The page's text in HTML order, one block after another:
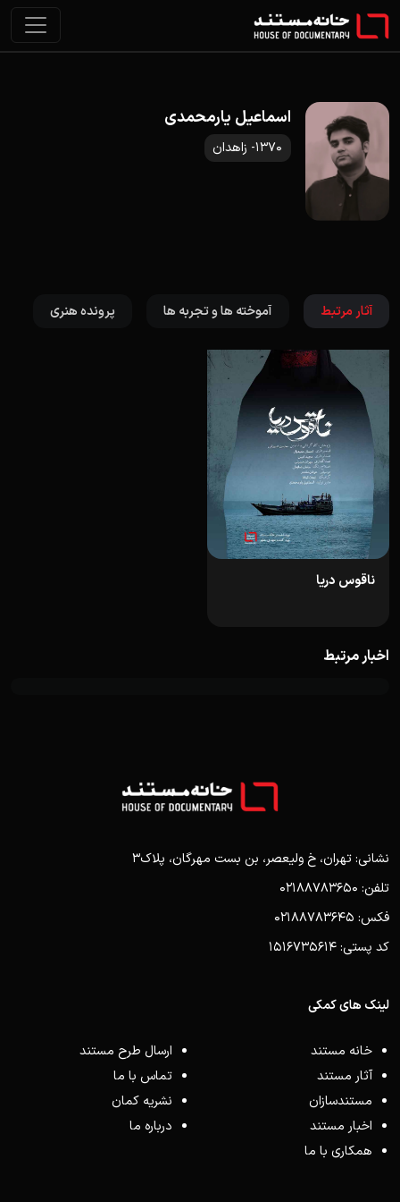
اسماعیل یارمحمدی
1370- زاهدان
آثار مرتبط آموخته ها و تجربه ها پرونده هنری
ناقوس دریا
اخبار مرتبط
نشانی: تهران، خ ولیعصر، بن بست مهرگان، پلاک3
تلفن: 02188783650
فکس: 02188783645
کد پستی: 1516735614
لینک های کمکی
خانه مستند
آثار مستند
مستندسازان
اخبار مستند
همکاری با ما
ارسال طرح مستند
تماس با ما
نشریه کمان
درباره ما